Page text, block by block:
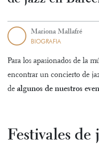
Mariona Mallafré
BIOGRAFIA
Para los apasionados de la
encontrar un concierto de
de algunos de nuestros
Festivales